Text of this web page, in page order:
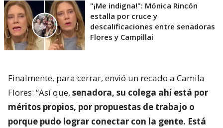
"¡Me indigna!": Mónica Rincón
estalla por cruce y
descalificaciones entre senadoras
Flores y Campillai
Finalmente, para cerrar, envió un recado a Camila
Flores: “Así que, senadora, su colega ahí está por
méritos propios, por propuestas de trabajo o
porque pudo lograr conectar con la gente. Está